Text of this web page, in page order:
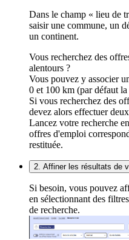
Dans le champ « lieu de
saisir une commune, un
un continent.
Vous recherchez des
alentours ?
Vous pouvez y associer
0 et 100 km (par défaut
Si vous recherchez des
devez alors effectuer
Lancez votre recherche
offres d'emploi
restituée.
2. Affiner les résultats de
Si besoin, vous pouvez
en sélectionnant des
de recherche.